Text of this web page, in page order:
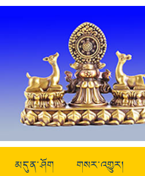
མདུན་ཤོག གསར་འགྱུར།